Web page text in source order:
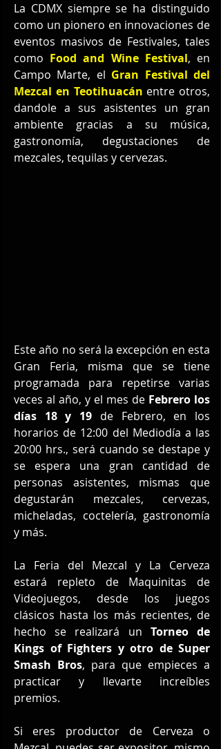
La CDMX siempre se ha distinguido
como un pionero en innovaciones de
eventos masivos de Festivales, tales
como Food and Wine Festival, en
Campo Marte, el Gran Festival del
Mezcal en Teotihuacán entre otros,
dandole a sus asistentes un gran
ambiente gracias a su música,
gastronomía, degustaciones de
mezcales, tequilas y cervezas.
Este año no será la excepción en esta
Gran Feria, misma que se tiene
programada para repetirse varias
veces al año, y el mes de Febrero los
días 18 y 19 de Febrero, en los
horarios de 12:00 del Mediodía a las
20:00 hrs., será cuando se destape y
se espera una gran cantidad de
personas asistentes, mismas que
degustarán mezcales, cervezas,
micheladas, coctelería, gastronomía
y más.
La Feria del Mezcal y La Cerveza
estará repleto de Maquinitas de
Videojuegos, desde los juegos
clásicos hasta los más recientes, de
hecho se realizará un Torneo de
Kings of Fighters y otro de Super
Smash Bros, para que empieces a
practicar y llevarte increíbles
premios.
Si eres productor de Cerveza o